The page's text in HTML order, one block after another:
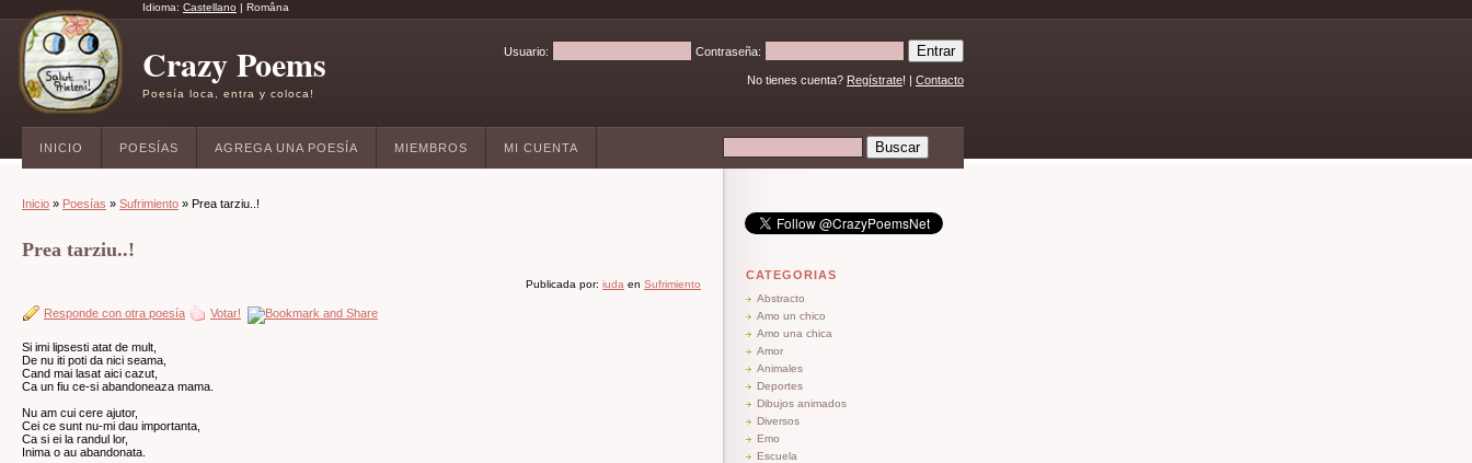
Idioma: Castellano | Româna
Crazy Poems
Poesía loca, entra y coloca!
Usuario: Contraseña:
No tienes cuenta? Regístrate! | Contacto
INICIO POESÍAS AGREGA UNA POESÍA MIEMBROS MI CUENTA
Inicio » Poesías » Sufrimiento » Prea tarziu..!
Prea tarziu..!
Publicada por: iuda en Sufrimiento
Responde con otra poesía Votar!
Si imi lipsesti atat de mult,
De nu iti poti da nici seama,
Cand mai lasat aici cazut,
Ca un fiu ce-si abandoneaza mama.
Nu am cui cere ajutor,
Cei ce sunt nu-mi dau importanta,
Ca si ei la randul lor,
Inima o au abandonata.
CATEGORIAS
Abstracto
Amo un chico
Amo una chica
Amor
Animales
Deportes
Dibujos animados
Diversos
Emo
Escuela